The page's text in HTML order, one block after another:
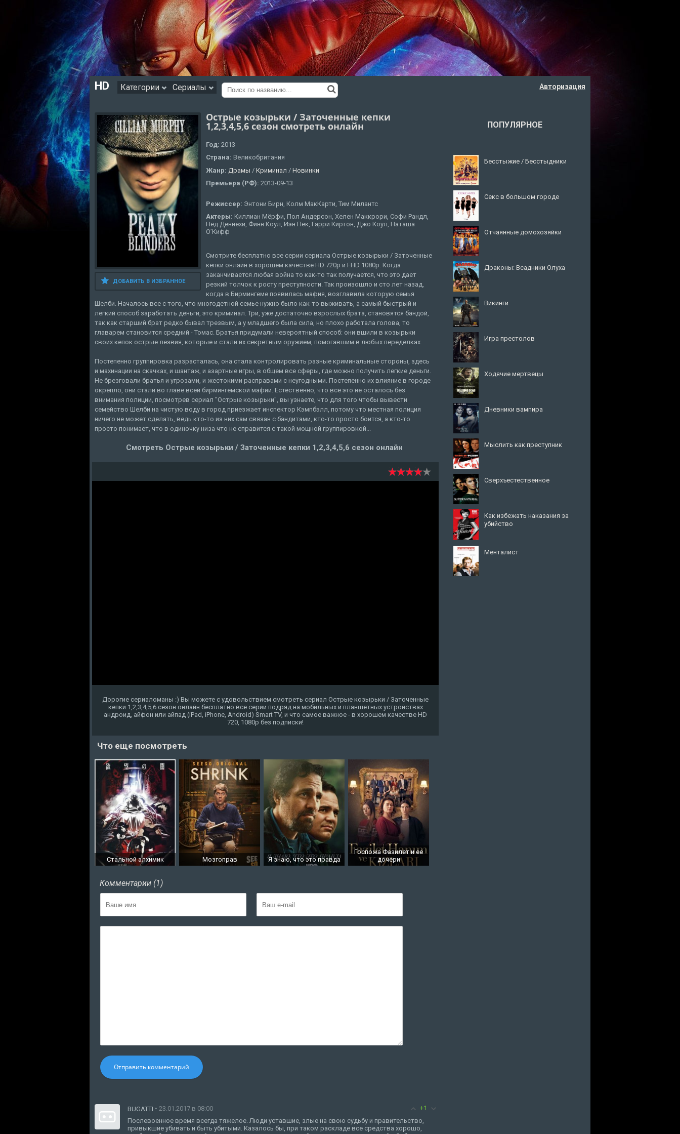
HD Категории Сериалы Авторизация
ДОБАВИТЬ В ИЗБРАННОЕ
Острые козырьки / Заточенные кепки
1,2,3,4,5,6 сезон смотреть онлайн
Год: 2013
Страна: Великобритания
Жанр: Драмы / Криминал / Новинки
Премьера (РФ): 2013-09-13
Режиссер: Энтони Бирн, Колм МакКарти, Тим Милантс
Актеры: Киллиан Мёрфи, Пол Андерсон, Хелен Маккрори, Софи Рандл,
Нед Деннехи, Финн Коул, Иэн Пек, Гарри Киртон, Джо Коул, Наташа
О’Кифф
Смотрите бесплатно все серии сериала Острые козырьки / Заточенные
кепки онлайн в хорошем качестве HD 720p и FHD 1080p. Когда
заканчивается любая война то как-то так получается, что это дает
резкий толчок к росту преступности. Так произошло и сто лет назад,
когда в Бирмингеме появилась мафия, возглавила которую семья
Шелби. Началось все с того, что многодетной семье нужно было как-то выживать, а самый быстрый и
легкий способ заработать деньги, это криминал. Три, уже достаточно взрослых брата, становятся бандой,
так как старший брат редко бывал трезвым, а у младшего была сила, но плохо работала голова, то
главарем становится средний - Томас. Братья придумали невероятный способ: они вшили в козырьки
своих кепок острые лезвия, которые и стали их секретным оружием, помогавшим в любых переделках.
Постепенно группировка разрасталась, она стала контролировать разные криминальные стороны, здесь
и махинации на скачках, и шантаж, и азартные игры, в общем все сферы, где можно получить легкие деньги.
Не брезговали братья и угрозами, и жестокими расправами с неугодными. Постепенно их влияние в городе
окрепло, они стали во главе всей бирмингемской мафии. Естественно, что все это не осталось без
внимания полиции, посмотрев сериал "Острые козырьки", вы узнаете, что для того чтобы вывести
семейство Шелби на чистую воду в город приезжает инспектор Кэмпбэлл, потому что местная полиция
ничего не может сделать, ведь кто-то из них сам связан с бандитами, кто-то просто боится, а кто-то
просто понимает, что в одиночку низа что не справится с такой мощной группировкой...
Смотреть Острые козырьки / Заточенные кепки 1,2,3,4,5,6 сезон онлайн
Дорогие сериаломаны :) Вы можете с удовольствием смотреть сериал Острые козырьки / Заточенные
кепки 1,2,3,4,5,6 сезон онлайн бесплатно все серии подряд на мобильных и планшетных устройствах
андроид, айфон или айпад (iPad, iPhone, Android) Smart TV, и что самое важное - в хорошем качестве HD
720, 1080p без подписки!
Что еще посмотреть
Стальной алхимик Мозгоправ Я знаю, что это правда
Госпожа Фазилет и ее
дочери
Комментарии (1)
Отправить комментарий
+1
BUGATTI • 23.01.2017 в 08:00
Послевоенное время всегда тяжелое. Люди уставшие, злые на свою судьбу и правительство,
привыкшие убивать и быть убитыми. Казалось бы, при таком раскладе все средства хорошо,
ПОПУЛЯРНОЕ
Бесстыжие / Бесстыдники
Секс в большом городе
Отчаянные домохозяйки
Драконы: Всадники Олуха
Викинги
Игра престолов
Ходячие мертвецы
Дневники вампира
Мыслить как преступник
Сверхъестественное
Как избежать наказания за
убийство
Менталист